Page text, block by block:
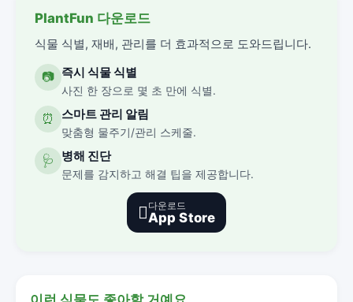
PlantFun 다운로드
식물 식별, 재배, 관리를 더 효과적으로 도와드립니다.
📷 즉시 식물 식별
사진 한 장으로 몇 초 만에 식별.
⏰ 스마트 관리 알림
맞춤형 물주기/관리 스케줄.
🩺 병해 진단
문제를 감지하고 해결 팁을 제공합니다.
 다운로드
App Store